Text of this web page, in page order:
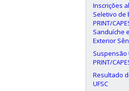
Inscrições
Seletivo de
PRINT/
Sanduíche
Exterior
Suspensão
PRINT/
Resultado
UFSC